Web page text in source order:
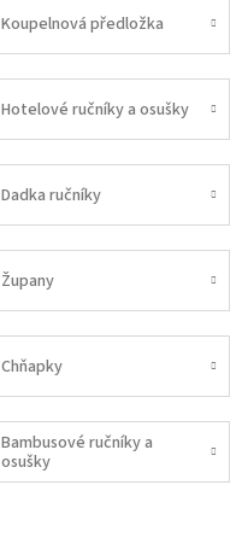
Koupelnová předložka
Hotelové ručníky a osušky
Dadka ručníky
Župany
Chňapky
Bambusové ručníky a
osušky